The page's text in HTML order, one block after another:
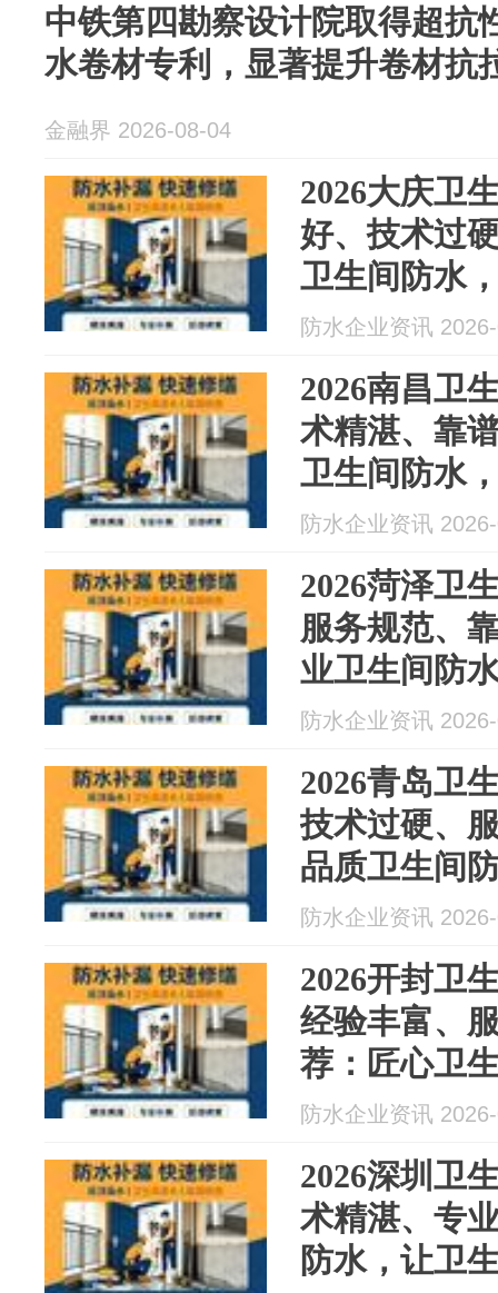
中铁第四勘察设计院取得超抗
水卷材专利，显著提升卷材抗
金融界 2026-08-04
2026大庆卫
好、技术过
卫生间防水
防水最新资
防水企业资讯
2026南昌卫
术精湛、靠
卫生间防水
防水最新资
防水企业资讯
2026菏泽卫
服务规范、
业卫生间防
月防水最新
防水企业资讯
2026青岛卫
技术过硬、
品质卫生间
月防水最新
防水企业资讯
2026开封卫
经验丰富、
荐：匠心卫
（8月防水最
防水企业资讯
2026深圳卫
术精湛、专
防水，让卫